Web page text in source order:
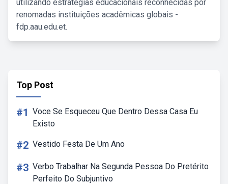
utilizando estratégias educacionais reconhecidas por
renomadas instituições acadêmicas globais -
fdp.aau.edu.et.
Top Post
#1 Voce Se Esqueceu Que Dentro Dessa Casa Eu
Existo
#2 Vestido Festa De Um Ano
#3 Verbo Trabalhar Na Segunda Pessoa Do Pretérito
Perfeito Do Subjuntivo